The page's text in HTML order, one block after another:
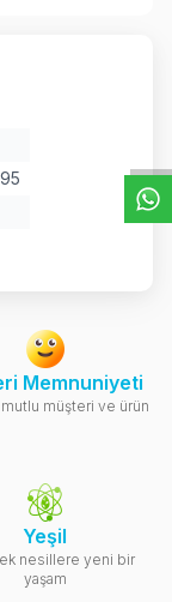
Memnuniyeti
müşteri ve ürün
Yeşil
nesillere yeni bir
yaşam